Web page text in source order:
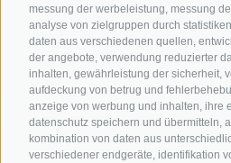
messung der werbeleistung, messung
analyse von zielgruppen durch
daten aus verschiedenen quellen,
der angebote, verwendung reduzierter
inhalten, gewährleistung der sicherheit,
aufdeckung von betrug und
anzeige von werbung und inhalten, ihre
datenschutz speichern und übermitteln,
kombination von daten aus
verschiedener endgeräte, identifikation
Bike-